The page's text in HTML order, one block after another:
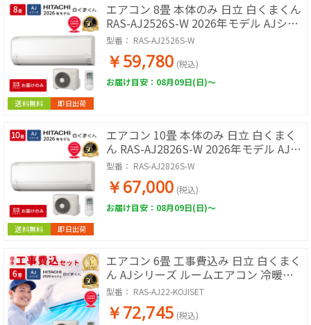
送料無料 即日出荷
エアコン 8畳 本体のみ 日立 白くまくん
RAS-AJ2526S-W 2026年モデル AJシリ
ーズ ルームエアコン 取付工事なし 冷暖
房 単相100V スターホワイト 除湿 コン
パクト 壁掛けエアコン エアコン単品 寝
室 子ども部屋 書斎
型番： RAS-AJ2526S-W
￥59,780 (税込)
お届け目安：08月09日(日)～
送料無料 即日出荷
エアコン 10畳 本体のみ 日立 白くまく
ん RAS-AJ2826S-W 2026年モデル AJシ
リーズ ルームエアコン 取付工事なし 冷
暖房 単相100V スターホワイト 除湿 コ
ンパクト 壁掛けエアコン エアコン単品
リビング 寝室
型番： RAS-AJ2826S-W
￥67,000 (税込)
お届け目安：08月09日(日)～
エアコン 6畳 工事費込み 日立 白くまく
ん AJシリーズ ルームエアコン 冷暖房
単相100V RAS-AJ2226S-W 2026年モデ
ル スターホワイト 工事費込み 工事費込
工事込み 工事込 HITACHI
型番： RAS-AJ22-KOJISET
￥72,745 (税込)